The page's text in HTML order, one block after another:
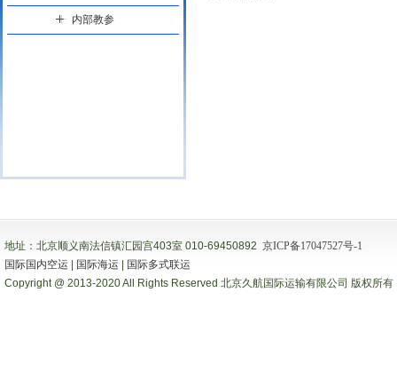
内部教参
地址：北京顺义南法信镇汇园宫403室 010-69450892 京ICP备17047527号-1
国际国内空运
国际海运
国际多式联运
Copyright @ 2013-2020 All Rights Reserved 北京久航国际运输有限公司 版权所有